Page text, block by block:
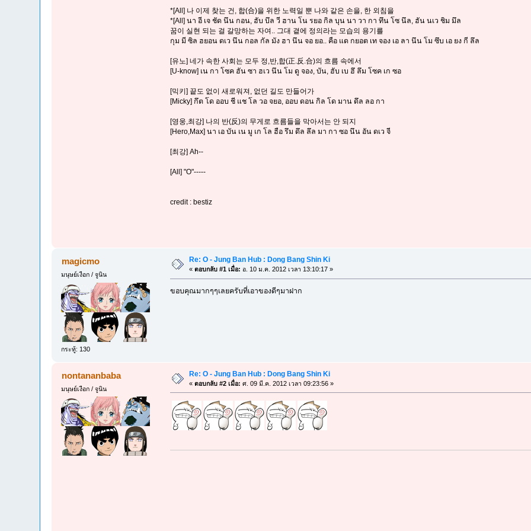
*[All] 나 이제 찾는 건, 합(合)을 위한 노력일 뿐 나와 같은 손을, 한 외침을
*[All] นา อี เจ ชัด นึน กอน, ฮับ บึล วี ฮาน โน รยอ กิล บุน นา วา กา ทึน โซ นึล, ฮัน นเว ชิม มึล
꿈이 실현 되는 걸 갈망하는 자여.. 그대 곁에 정의라는 모습의 용기를
กุม มี ซิล ฮยอน ดเว นึน กอล กัล มัง ฮา นึน จอ ยอ.. คือ แด กยอต เท จอง เอ ลา นึน โม ซึบ เอ ยง กี ลึล
[유노] 네가 속한 사회는 모두 정,반,합(正.反.合)의 흐름 속에서
[U-know] เน กา โซค ฮัน ซา ฮเว นึน โม ดู จอง, บัน, ฮับ เบ ฮึ ลึม โซค เก ซอ
[믹키] 끝도 없이 새로워져, 없던 길도 만들어가
[Micky] กึต โด ออบ ชี แช โล วอ จยอ, ออบ ดอน กิล โด มาน ดึล ลอ กา
[영웅,최강] 나의 반(反)의 무게로 흐름들을 막아서는 안 되지
[Hero,Max] นา เอ บัน เน มู เก โล ฮือ รึม ดึล ลึล มา กา ซอ นึน อัน ดเว จี
[최강] Ah--
[All] "O"-----
credit : bestiz
magicmo
มนุษย์เงือก / จูนิน
กระทู้: 130
Re: O - Jung Ban Hub : Dong Bang Shin Ki
«ตอบกลับ #1 เมื่อ: อ. 10 ม.ค. 2012 เวลา 13:10:17 »
ขอบคุณมากๆๆเลยครับที่เอาของดีๆมาฝาก
nontananbaba
มนุษย์เงือก / จูนิน
Re: O - Jung Ban Hub : Dong Bang Shin Ki
«ตอบกลับ #2 เมื่อ: ศ. 09 มี.ค. 2012 เวลา 09:23:56 »